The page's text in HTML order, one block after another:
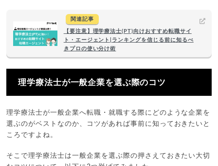
関連記事
【要注意】理学療法士(PT)向けおすすめ転職サイ
ト・エージェント|ランキングを信じる前に知るべ
きプロの使い分け術
理学療法士が一般企業を選ぶ際のコツ
理学療法士が一般企業へ転職・就職する際にどのような企業を
選ぶのがベストなのか、コツがあれば事前に知っておきたいと
ころですよね。
そこで理学療法士は一般企業を選ぶ際の押さえておきたい大切